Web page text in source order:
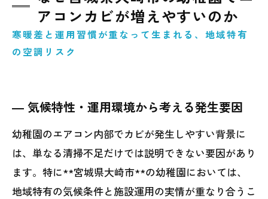
アコンカビが増えやすいのか
寒暖差と運用習慣が重なって生まれる、地域特有
の空調リスク
― 気候特性・運用環境から考える発生要因
幼稚園のエアコン内部でカビが発生しやすい背景に
は、単なる清掃不足だけでは説明できない要因があり
ます。特に**宮城県大崎市**の幼稚園においては、
地域特有の気候条件と施設運用の実情が重なり合うこ